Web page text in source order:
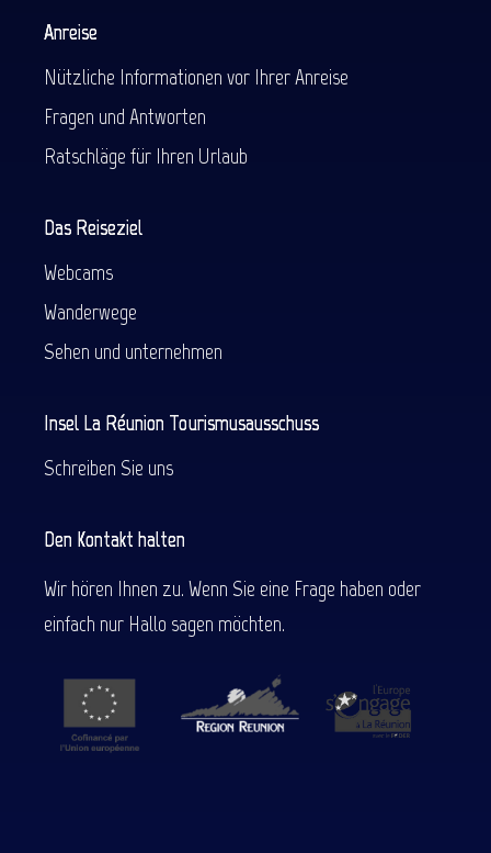
Anreise
Nützliche Informationen vor Ihrer Anreise
Fragen und Antworten
Ratschläge für Ihren Urlaub
Das Reiseziel
Webcams
Wanderwege
Sehen und unternehmen
Insel La Réunion Tourismusausschuss
Schreiben Sie uns
Den Kontakt halten
Wir hören Ihnen zu. Wenn Sie eine Frage haben oder
einfach nur Hallo sagen möchten.